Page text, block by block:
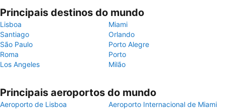
Principais destinos do mundo
Lisboa
Miami
Santiago
Orlando
São Paulo
Porto Alegre
Roma
Porto
Los Angeles
Milão
Principais aeroportos do mundo
Aeroporto de Lisboa
Aeroporto Internacional de Miami